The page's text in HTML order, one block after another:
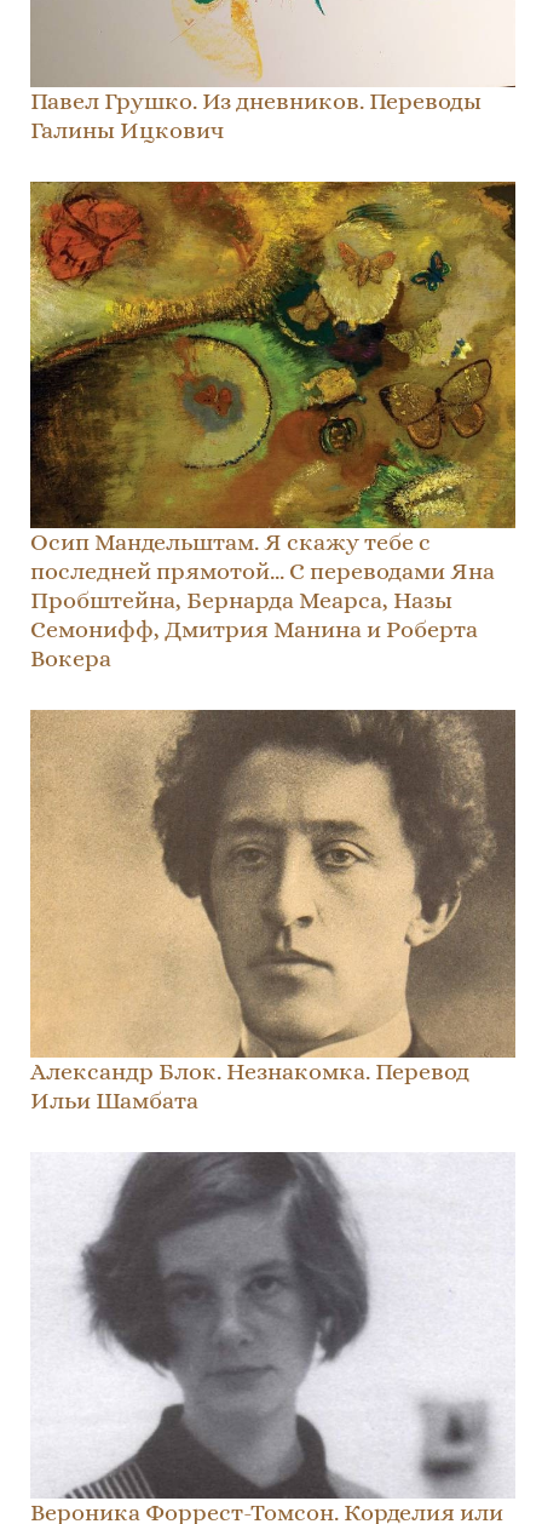
Павел Грушко. Из дневников. Переводы
Галины Ицкович
Осип Мандельштам. Я скажу тебе с
последней прямотой… С переводами Яна
Пробштейна, Бернарда Меарса, Назы
Семонифф, Дмитрия Манина и Роберта
Вокера
Александр Блок. Незнакомка. Перевод
Ильи Шамбата
Вероника Форрест-Томсон. Корделия или